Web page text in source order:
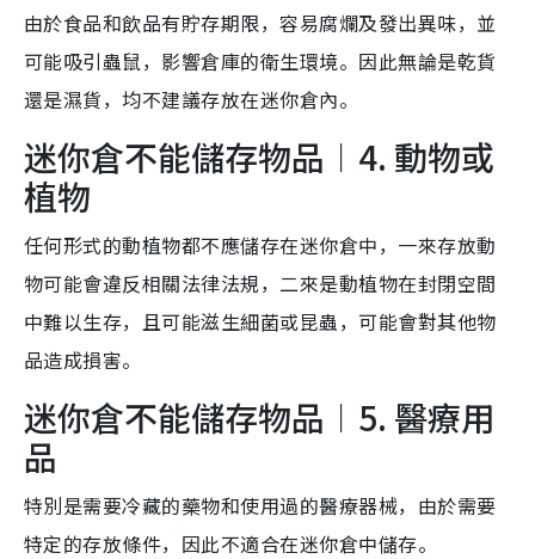
由於食品和飲品有貯存期限，容易腐爛及發出異味，並
可能吸引蟲鼠，影響倉庫的衛生環境。因此無論是乾貨
還是濕貨，均不建議存放在迷你倉內。
迷你倉不能儲存物品︱4. 動物或
植物
任何形式的動植物都不應儲存在迷你倉中，一來存放動
物可能會違反相關法律法規，二來是動植物在封閉空間
中難以生存，且可能滋生細菌或昆蟲，可能會對其他物
品造成損害。
迷你倉不能儲存物品︱5. 醫療用
品
特別是需要冷藏的藥物和使用過的醫療器械，由於需要
特定的存放條件，因此不適合在迷你倉中儲存。